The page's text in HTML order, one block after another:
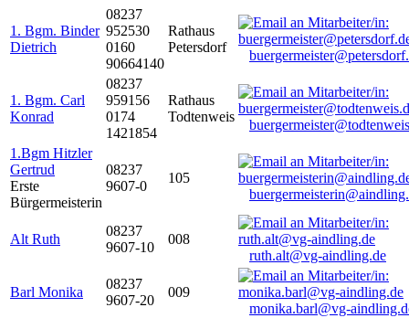
1. Bgm. Binder
Dietrich
08237
952530
0160
90664140
Rathaus
Petersdorf
1. Bgm. Carl
Konrad
08237
959156
0174
1421854
Rathaus
Todtenweis
1.Bgm Hitzler
Gertrud
Erste
Bürgermeisterin
08237
9607-0
105
Alt Ruth
08237
9607-10
008
ruth.alt@vg-aindling.de
Barl Monika
08237
9607-20
009
monika.barl@vg-